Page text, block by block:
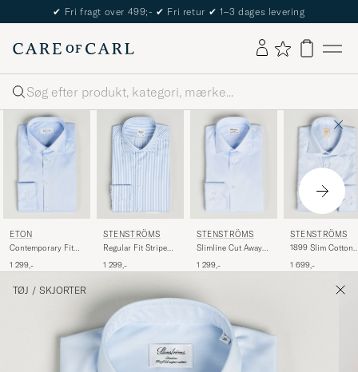
The Care of Carl Passport
Søg
ETON
Contemporary Fit
1 299,-
STENSTRÖMS
Regular Fit Striped
Blue/White
1 299,-
STENSTRÖMS
Slimline Cut Away
1 299,-
STENSTRÖMS
1899 Slim Cotton
Blue
1 699,-
TØJ / SKJORTER